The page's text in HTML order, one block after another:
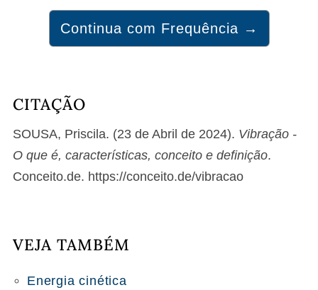
Continua com Frequência →
CITAÇÃO
SOUSA, Priscila. (23 de Abril de 2024). Vibração -
O que é, características, conceito e definição.
Conceito.de. https://conceito.de/vibracao
VEJA TAMBÉM
Energia cinética